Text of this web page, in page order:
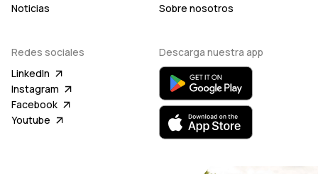
Noticias
Sobre nosotros
Redes sociales
LinkedIn
Instagram
Facebook
Youtube
Descarga nuestra app